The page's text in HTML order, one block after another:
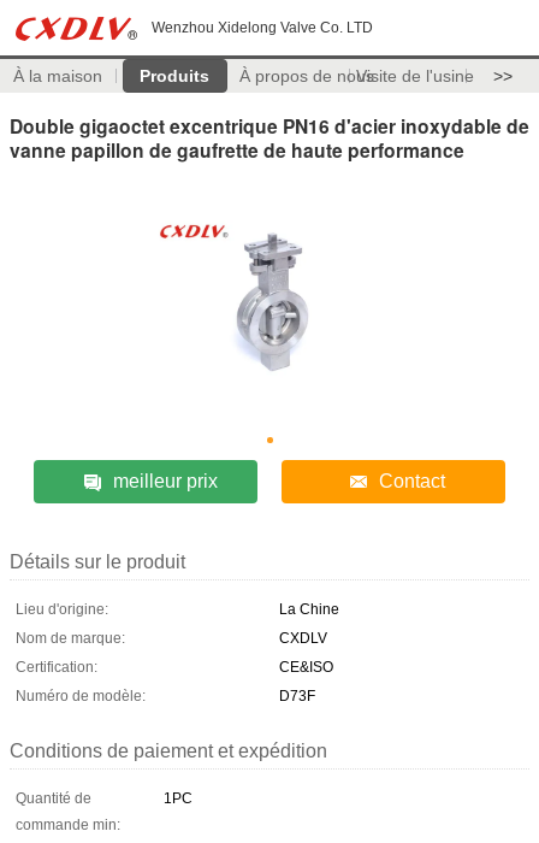
Wenzhou Xidelong Valve Co. LTD
À la maison Produits À propos de nousVisite de l'usine >>
Double gigaoctet excentrique PN16 d'acier inoxydable de
vanne papillon de gaufrette de haute performance
meilleur prix Contact
Détails sur le produit
Lieu d'origine:
La Chine
Nom de marque:
CXDLV
Certification:
CE&ISO
Numéro de modèle:
D73F
Conditions de paiement et expédition
Quantité de
commande min:
1PC